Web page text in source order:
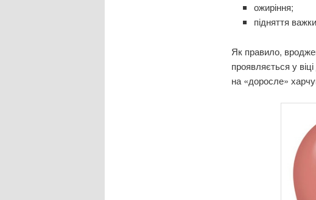
ожиріння;
підняття
Як правило,
проявляється у
на «доросле»